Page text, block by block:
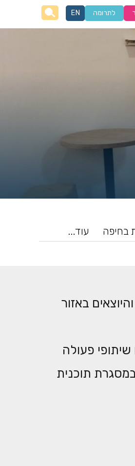
לתרומה EN
בחיפה עוד...
באזור
פעולה
במסגרת תוכנית